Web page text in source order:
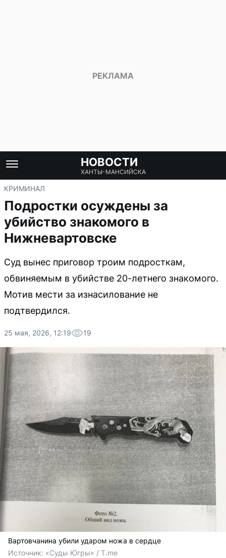
НОВОСТИ
ХАНТЫ-МАНСИЙСКА
КРИМИНАЛ
Подростки осуждены за
убийство знакомого в
Нижневартовске
Суд вынес приговор троим подросткам,
обвиняемым в убийстве 20-летнего знакомого.
Мотив мести за изнасилование не
подтвердился.
25 мая, 2026, 12:19 19
Вартовчанина убили ударом ножа в сердце
Источник: «Суды Югры» / T.me